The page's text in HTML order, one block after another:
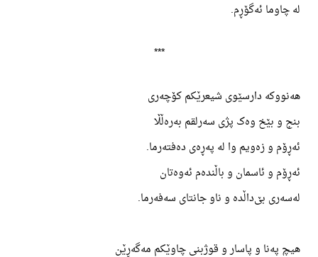
لە چاوما ئەگۆڕم.
***
هەنووکە دارسێوی شیعرێکم کۆچەری
بنج و بێخ وەک پژی سەرلقم بەرەڵڵا
ئەڕۆم و زەویم وا لە پەڕەی دەفتەرما.
ئەڕۆم و ئاسمان و باڵندەم ئەوەتان
لەسەری بێ‌داڵدە و ناو جانتای سەفەرما.
هیچ پەنا و پاسار و قوژبنی چاوێکم مەگەڕێن